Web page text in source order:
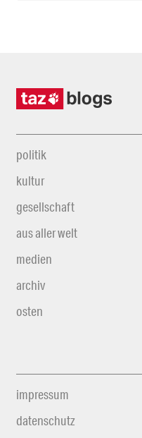
politik
kultur
gesellschaft
aus aller welt
medien
archiv
osten
impressum
datenschutz